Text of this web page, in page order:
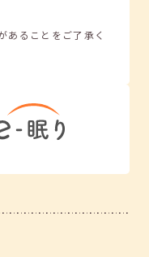
あることをご了承く